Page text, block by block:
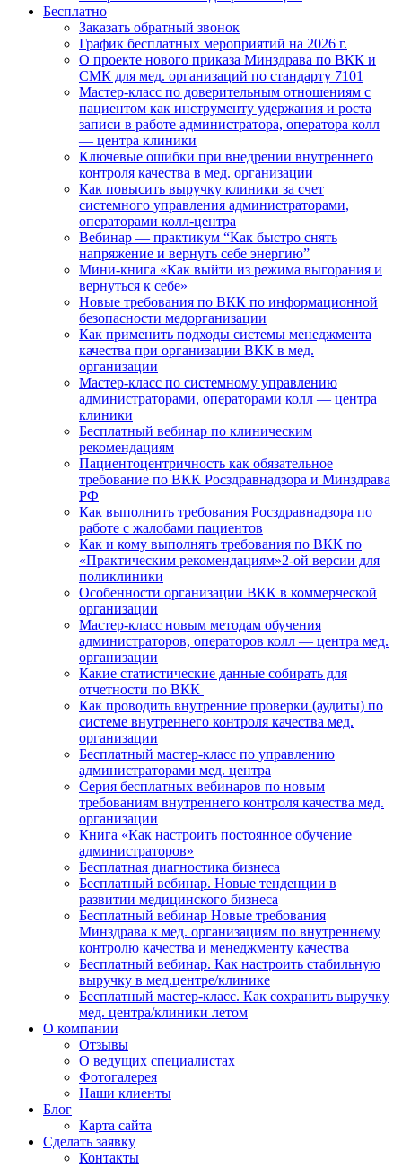
Бесплатно
Заказать обратный звонок
График бесплатных мероприятий на 2026 г.
О проекте нового приказа Минздрава по ВКК и
СМК для мед. организаций по стандарту 7101
Мастер-класс по доверительным отношениям с
пациентом как инструменту удержания и роста
записи в работе администратора, оператора колл
— центра клиники
Ключевые ошибки при внедрении внутреннего
контроля качества в мед. организации
Как повысить выручку клиники за счет
системного управления администраторами,
операторами колл-центра
Вебинар — практикум “Как быстро снять
напряжение и вернуть себе энергию”
Мини-книга «Как выйти из режима выгорания и
вернуться к себе»
Новые требования по ВКК по информационной
безопасности медорганизации
Как применить подходы системы менеджмента
качества при организации ВКК в мед.
организации
Мастер-класс по системному управлению
администраторами, операторами колл — центра
клиники
Бесплатный вебинар по клиническим
рекомендациям
Пациентоцентричность как обязательное
требование по ВКК Росздравнадзора и Минздрава
РФ
Как выполнить требования Росздравнадзора по
работе с жалобами пациентов
Как и кому выполнять требования по ВКК по
«Практическим рекомендациям»2-ой версии для
поликлиники
Особенности организации ВКК в коммерческой
организации
Мастер-класс новым методам обучения
администраторов, операторов колл — центра мед.
организации
Какие статистические данные собирать для
отчетности по ВКК
Как проводить внутренние проверки (аудиты) по
системе внутреннего контроля качества мед.
организации
Бесплатный мастер-класс по управлению
администраторами мед. центра
Серия бесплатных вебинаров по новым
требованиям внутреннего контроля качества мед.
организации
Книга «Как настроить постоянное обучение
администраторов»
Бесплатная диагностика бизнеса
Бесплатный вебинар. Новые тенденции в
развитии медицинского бизнеса
Бесплатный вебинар Новые требования
Минздрава к мед. организациям по внутреннему
контролю качества и менеджменту качества
Бесплатный вебинар. Как настроить стабильную
выручку в мед.центре/клинике
Бесплатный мастер-класс. Как сохранить выручку
мед. центра/клиники летом
О компании
Отзывы
О ведущих специалистах
Фотогалерея
Наши клиенты
Блог
Карта сайта
Сделать заявку
Контакты